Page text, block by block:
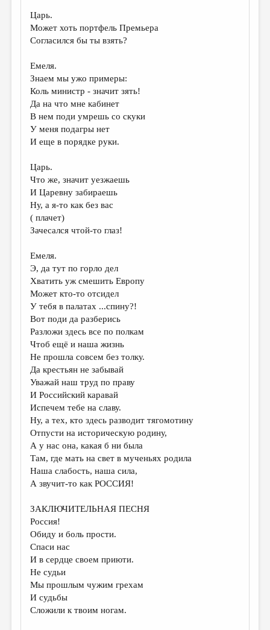
Царь.
Может хоть портфель Премьера
Согласился бы ты взять?
Емеля.
Знаем мы ужо примеры:
Коль министр - значит зять!
Да на что мне кабинет
В нем поди умрешь со скуки
У меня подагры нет
И еще в порядке руки.
Царь.
Что же, значит уезжаешь
И Царевну забираешь
Ну, а я-то как без вас
( плачет)
Зачесался чтой-то глаз!
Емеля.
Э, да тут по горло дел
Хватить уж смешить Европу
Может кто-то отсидел
У тебя в палатах ...спину?!
Вот поди да разберись
Разложи здесь все по полкам
Чтоб ещё и наша жизнь
Не прошла совсем без толку.
Да крестьян не забывай
Уважай наш труд по праву
И Российский каравай
Испечем тебе на славу.
Ну, а тех, кто здесь разводит тягомотину
Отпусти на историческую родину,
А у нас она, какая б ни была
Там, где мать на свет в мученьях родила
Наша слабость, наша сила,
А звучит-то как РОССИЯ!
ЗАКЛЮЧИТЕЛЬНАЯ ПЕСНЯ
Россия!
Обиду и боль прости.
Спаси нас
И в сердце своем приюти.
Не судьи
Мы прошлым чужим грехам
И судьбы
Сложили к твоим ногам.